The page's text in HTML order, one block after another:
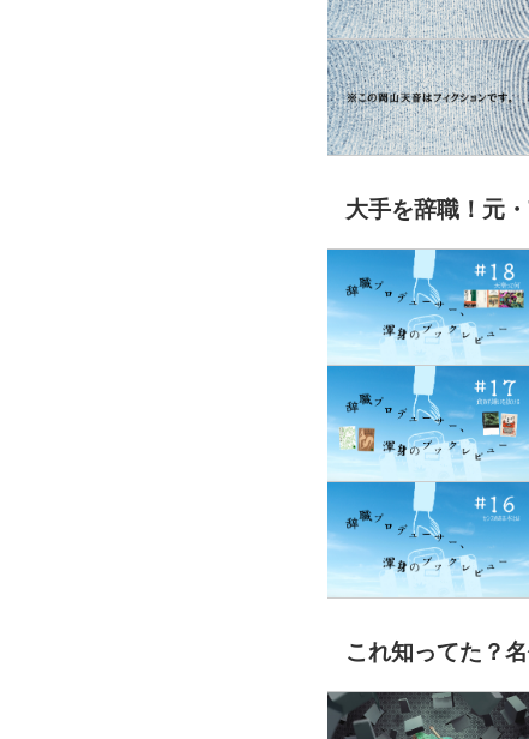
大手を辞職！元
これ知ってた？